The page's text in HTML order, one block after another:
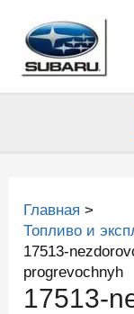
содержимому
Главная
Топливо и
17513-
progrevochnyh
17513-